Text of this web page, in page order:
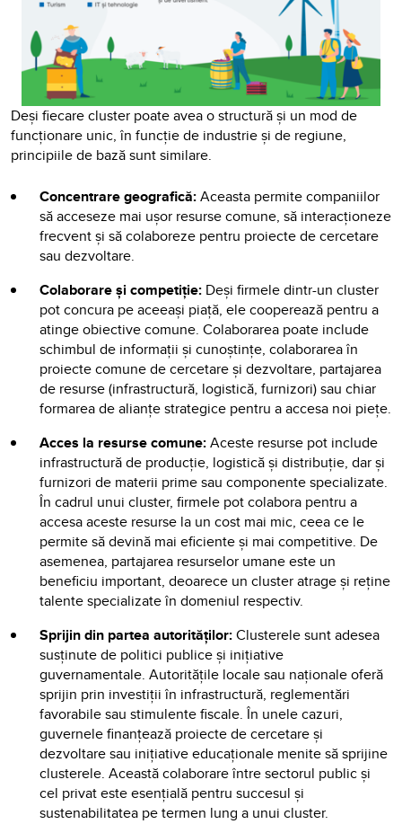
Deși fiecare cluster poate avea o structură și un mod de
funcționare unic, în funcție de industrie și de regiune,
principiile de bază sunt similare.
Concentrare geografică:Aceasta permite companiilor
să acceseze mai ușor resurse comune, să interacționeze
frecvent și să colaboreze pentru proiecte de cercetare
sau dezvoltare.
Colaborare și competiție: Deși firmele dintr-un cluster
pot concura pe aceeași piață, ele cooperează pentru a
atinge obiective comune. Colaborarea poate include
schimbul de informații și cunoștințe, colaborarea în
proiecte comune de cercetare și dezvoltare, partajarea
de resurse (infrastructură, logistică, furnizori) sau chiar
formarea de alianțe strategice pentru a accesa noi piețe.
Acces la resurse comune:Aceste resurse pot include
infrastructură de producție, logistică și distribuție, dar și
furnizori de materii prime sau componente specializate.
În cadrul unui cluster, firmele pot colabora pentru a
accesa aceste resurse la un cost mai mic, ceea ce le
permite să devină mai eficiente și mai competitive. De
asemenea, partajarea resurselor umane este un
beneficiu important, deoarece un cluster atrage și reține
talente specializate în domeniul respectiv.
Sprijin din partea autorităților:Clusterele sunt adesea
susținute de politici publice și inițiative
guvernamentale. Autoritățile locale sau naționale oferă
sprijin prin investiții în infrastructură, reglementări
favorabile sau stimulente fiscale. În unele cazuri,
guvernele finanțează proiecte de cercetare și
dezvoltare sau inițiative educaționale menite să sprijine
clusterele. Această colaborare între sectorul public și
cel privat este esențială pentru succesul și
sustenabilitatea pe termen lung a unui cluster.